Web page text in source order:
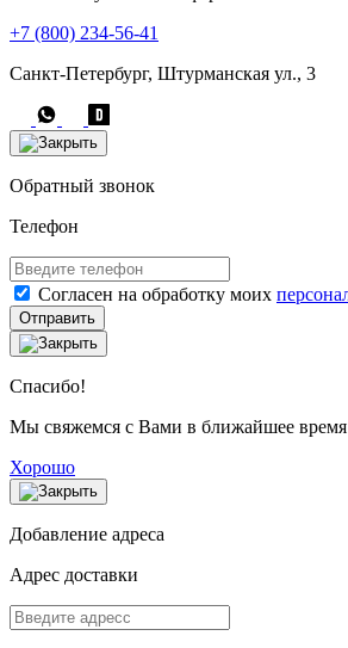
+7 (800) 234-56-41
Санкт-Петербург, Штурманская ул., 3
Обратный звонок
Телефон
Согласен на обработку моих
Отправить
Спасибо!
Мы свяжемся с Вами в ближайшее время
Хорошо
Добавление адреса
Адрес доставки